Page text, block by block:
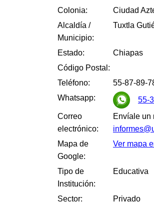
Colonia:
Ciudad
Alcaldía /
Municipio:
Tuxtla
Estado:
Chiapas
Código Postal:
Teléfono:
55-87-89-
Whatsapp:
55-
Correo
electrónico:
Envíale un
Mapa de
Google:
Ver mapa
Tipo de
Institución:
Educativa
Sector:
Privado